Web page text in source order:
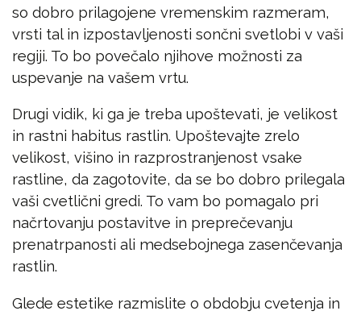
so dobro prilagojene vremenskim razmeram,
vrsti tal in izpostavljenosti sončni svetlobi v vaši
regiji. To bo povečalo njihove možnosti za
uspevanje na vašem vrtu.
Drugi vidik, ki ga je treba upoštevati, je velikost
in rastni habitus rastlin. Upoštevajte zrelo
velikost, višino in razprostranjenost vsake
rastline, da zagotovite, da se bo dobro prilegala
vaši cvetlični gredi. To vam bo pomagalo pri
načrtovanju postavitve in preprečevanju
prenatrpanosti ali medsebojnega zasenčevanja
rastlin.
Glede estetike razmislite o obdobju cvetenja in